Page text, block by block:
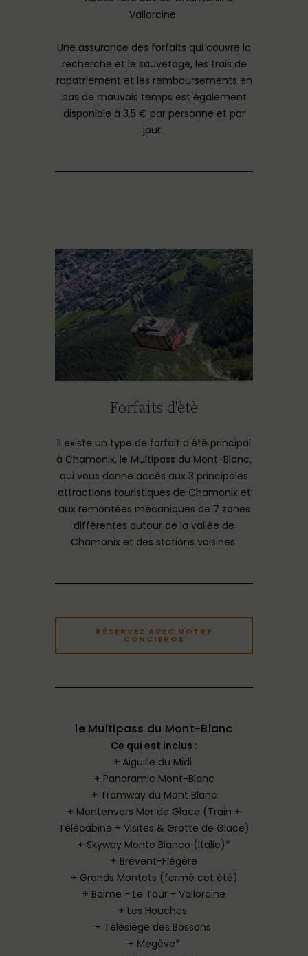
Vallorcine
Une assurance des forfaits qui couvre la
recherche et le sauvetage, les frais de
rapatriement et les remboursements en
cas de mauvais temps est également
disponible à 3,5 € par personne et par
jour.
Forfaits d'ètè
Il existe un type de forfait d'été principal
à Chamonix, le Multipass du Mont-Blanc,
qui vous donne accès aux 3 principales
attractions touristiques de Chamonix et
aux remontées mécaniques de 7 zones
différentes autour de la vallée de
Chamonix et des stations voisines.
RÉSERVEZ AVEC NOTRE
CONCIERGE
le Multipass du Mont-Blanc
Ce qui est inclus :
+ Aiguille du Midi
+ Panoramic Mont-Blanc
+ Tramway du Mont Blanc
+ Montenvers Mer de Glace (Train +
Télécabine + Visites & Grotte de Glace)
+ Skyway Monte Bianco (Italie)*
+ Brévent-Flégère
+ Grands Montets (fermé cet été)
+ Balme - Le Tour - Vallorcine
+ Les Houches
+ Télésiège des Bossons
+ Megève*